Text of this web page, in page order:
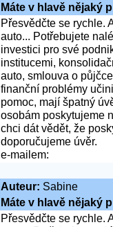
Máte v hlavě nějaký
Přesvědčte se rychle.
auto... Potřebujete
investici pro své
institucemi,
auto, smlouva o
finanční problémy
pomoc, mají špatný
osobám poskytujeme
chci dát vědět, že
doporučujeme úvěr.
e-mailem:
Auteur: Sabine
Máte v hlavě nějaký
Přesvědčte se rychle.